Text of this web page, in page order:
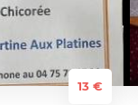
13 €